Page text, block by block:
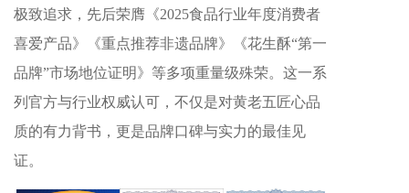
极致追求，先后荣膺《2025食品行业年度消费者
喜爱产品》《重点推荐非遗品牌》《花生酥“第一
品牌”市场地位证明》等多项重量级殊荣。这一系
列官方与行业权威认可，不仅是对黄老五匠心品
质的有力背书，更是品牌口碑与实力的最佳见
证。